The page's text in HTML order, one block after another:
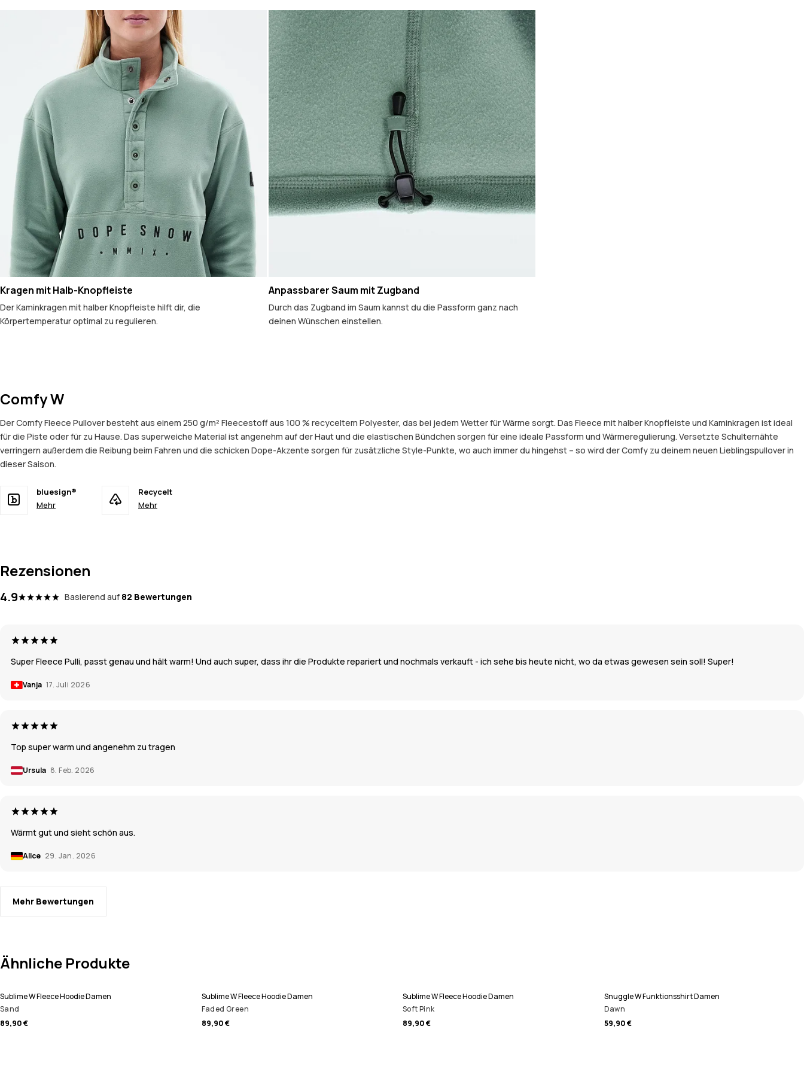
Kragen mit Halb-Knopfleiste
Der Kaminkragen mit halber Knopfleiste hilft dir, die
Körpertemperatur optimal zu regulieren.
Anpassbarer Saum mit Zugband
Durch das Zugband im Saum kannst du die Passform ganz nach
deinen Wünschen einstellen.
Comfy W
Der Comfy Fleece Pullover besteht aus einem 250 g/m² Fleecestoff aus 100 % recyceltem Polyester, das bei jedem Wetter für Wärme sorgt. Das Fleece mit halber Knopfleiste und Kaminkragen ist ideal
für die Piste oder für zu Hause. Das superweiche Material ist angenehm auf der Haut und die elastischen Bündchen sorgen für eine ideale Passform und Wärmeregulierung. Versetzte Schulternähte
verringern außerdem die Reibung beim Fahren und die schicken Dope-Akzente sorgen für zusätzliche Style-Punkte, wo auch immer du hingehst – so wird der Comfy zu deinem neuen Lieblingspullover in
dieser Saison.
bluesign®
Mehr
Recycelt
Mehr
Rezensionen
4.9 Basierend auf 82 Bewertungen
Super Fleece Pulli, passt genau und hält warm! Und auch super, dass ihr die Produkte repariert und nochmals verkauft - ich sehe bis heute nicht, wo da etwas gewesen sein soll! Super!
Vanja 17. Juli 2026
Top super warm und angenehm zu tragen
Ursula 8. Feb. 2026
Wärmt gut und sieht schön aus.
Alice 29. Jan. 2026
Mehr Bewertungen
Ähnliche Produkte
Sublime W Fleece Hoodie Damen
Sand
89,90 €
Sublime W Fleece Hoodie Damen
Faded Green
89,90 €
Sublime W Fleece Hoodie Damen
Soft Pink
89,90 €
Snuggle W Funktionsshirt Damen
Dawn
59,90 €